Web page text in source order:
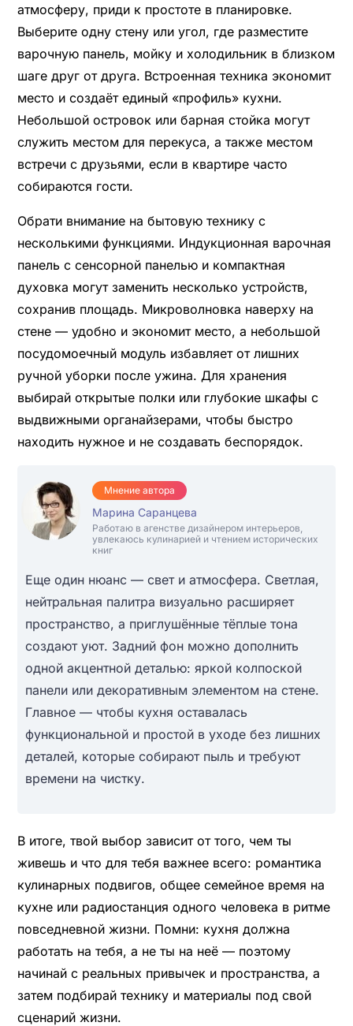
атмосферу, приди к простоте в планировке.
Выберите одну стену или угол, где разместите
варочную панель, мойку и холодильник в близком
шаге друг от друга. Встроенная техника экономит
место и создаёт единый «профиль» кухни.
Небольшой островок или барная стойка могут
служить местом для перекуса, а также местом
встречи с друзьями, если в квартире часто
собираются гости.
Обрати внимание на бытовую технику с
несколькими функциями. Индукционная варочная
панель с сенсорной панелью и компактная
духовка могут заменить несколько устройств,
сохранив площадь. Микроволновка наверху на
стене — удобно и экономит место, а небольшой
посудомоечный модуль избавляет от лишних
ручной уборки после ужина. Для хранения
выбирай открытые полки или глубокие шкафы с
выдвижными органайзерами, чтобы быстро
находить нужное и не создавать беспорядок.
Мнение автора
Марина Саранцева
Работаю в агенстве дизайнером интерьеров,
увлекаюсь кулинарией и чтением исторических
книг
Еще один нюанс — свет и атмосфера. Светлая,
нейтральная палитра визуально расширяет
пространство, а приглушённые тёплые тона
создают уют. Задний фон можно дополнить
одной акцентной деталью: яркой колпоской
панели или декоративным элементом на стене.
Главное — чтобы кухня оставалась
функциональной и простой в уходе без лишних
деталей, которые собирают пыль и требуют
времени на чистку.
В итоге, твой выбор зависит от того, чем ты
живешь и что для тебя важнее всего: романтика
кулинарных подвигов, общее семейное время на
кухне или радиостанция одного человека в ритме
повседневной жизни. Помни: кухня должна
работать на тебя, а не ты на неё — поэтому
начинай с реальных привычек и пространства, а
затем подбирай технику и материалы под свой
сценарий жизни.